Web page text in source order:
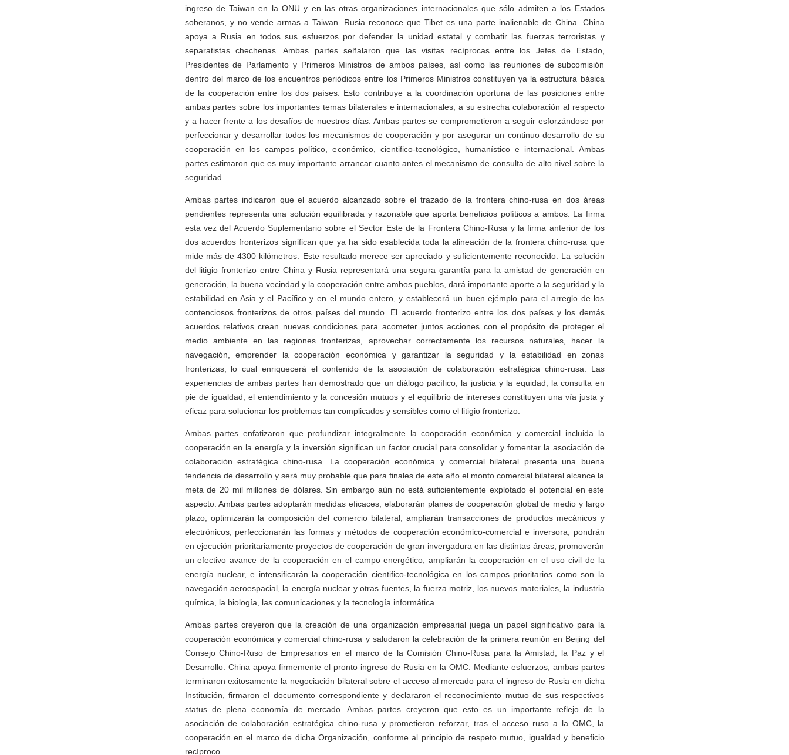
ingreso de Taiwan en la ONU y en las otras organizaciones internacionales que sólo admiten a los Estados
soberanos, y no vende armas a Taiwan. Rusia reconoce que Tibet es una parte inalienable de China. China
apoya a Rusia en todos sus esfuerzos por defender la unidad estatal y combatir las fuerzas terroristas y
separatistas chechenas. Ambas partes señalaron que las visitas recíprocas entre los Jefes de Estado,
Presidentes de Parlamento y Primeros Ministros de ambos países, así como las reuniones de subcomisión
dentro del marco de los encuentros periódicos entre los Primeros Ministros constituyen ya la estructura básica
de la cooperación entre los dos países. Esto contribuye a la coordinación oportuna de las posiciones entre
ambas partes sobre los importantes temas bilaterales e internacionales, a su estrecha colaboración al respecto
y a hacer frente a los desafíos de nuestros días. Ambas partes se comprometieron a seguir esforzándose por
perfeccionar y desarrollar todos los mecanismos de cooperación y por asegurar un continuo desarrollo de su
cooperación en los campos político, económico, cientifico-tecnológico, humanístico e internacional. Ambas
partes estimaron que es muy importante arrancar cuanto antes el mecanismo de consulta de alto nivel sobre la
seguridad.
Ambas partes indicaron que el acuerdo alcanzado sobre el trazado de la frontera chino-rusa en dos áreas
pendientes representa una solución equilibrada y razonable que aporta beneficios políticos a ambos. La firma
esta vez del Acuerdo Suplementario sobre el Sector Este de la Frontera Chino-Rusa y la firma anterior de los
dos acuerdos fronterizos significan que ya ha sido esablecida toda la alineación de la frontera chino-rusa que
mide más de 4300 kilómetros. Este resultado merece ser apreciado y suficientemente reconocido. La solución
del litigio fronterizo entre China y Rusia representará una segura garantía para la amistad de generación en
generación, la buena vecindad y la cooperación entre ambos pueblos, dará importante aporte a la seguridad y la
estabilidad en Asia y el Pacífico y en el mundo entero, y establecerá un buen ejémplo para el arreglo de los
contenciosos fronterizos de otros países del mundo. El acuerdo fronterizo entre los dos países y los demás
acuerdos relativos crean nuevas condiciones para acometer juntos acciones con el propósito de proteger el
medio ambiente en las regiones fronterizas, aprovechar correctamente los recursos naturales, hacer la
navegación, emprender la cooperación económica y garantizar la seguridad y la estabilidad en zonas
fronterizas, lo cual enriquecerá el contenido de la asociación de colaboración estratégica chino-rusa. Las
experiencias de ambas partes han demostrado que un diálogo pacífico, la justicia y la equidad, la consulta en
pie de igualdad, el entendimiento y la concesión mutuos y el equilibrio de intereses constituyen una vía justa y
eficaz para solucionar los problemas tan complicados y sensibles como el litigio fronterizo.
Ambas partes enfatizaron que profundizar integralmente la cooperación económica y comercial incluida la
cooperación en la energía y la inversión significan un factor crucial para consolidar y fomentar la asociación de
colaboración estratégica chino-rusa. La cooperación económica y comercial bilateral presenta una buena
tendencia de desarrollo y será muy probable que para finales de este año el monto comercial bilateral alcance la
meta de 20 mil millones de dólares. Sin embargo aún no está suficientemente explotado el potencial en este
aspecto. Ambas partes adoptarán medidas eficaces, elaborarán planes de cooperación global de medio y largo
plazo, optimizarán la composición del comercio bilateral, ampliarán transacciones de productos mecánicos y
electrónicos, perfeccionarán las formas y métodos de cooperación económico-comercial e inversora, pondrán
en ejecución prioritariamente proyectos de cooperación de gran invergadura en las distintas áreas, promoverán
un efectivo avance de la cooperación en el campo energético, ampliarán la cooperación en el uso civil de la
energía nuclear, e intensificarán la cooperación cientifico-tecnológica en los campos prioritarios como son la
navegación aeroespacial, la energía nuclear y otras fuentes, la fuerza motriz, los nuevos materiales, la industria
química, la biología, las comunicaciones y la tecnología informática.
Ambas partes creyeron que la creación de una organización empresarial juega un papel significativo para la
cooperación económica y comercial chino-rusa y saludaron la celebración de la primera reunión en Beijing del
Consejo Chino-Ruso de Empresarios en el marco de la Comisión Chino-Rusa para la Amistad, la Paz y el
Desarrollo. China apoya firmemente el pronto ingreso de Rusia en la OMC. Mediante esfuerzos, ambas partes
terminaron exitosamente la negociación bilateral sobre el acceso al mercado para el ingreso de Rusia en dicha
Institución, firmaron el documento correspondiente y declararon el reconocimiento mutuo de sus respectivos
status de plena economía de mercado. Ambas partes creyeron que esto es un importante reflejo de la
asociación de colaboración estratégica chino-rusa y prometieron reforzar, tras el acceso ruso a la OMC, la
cooperación en el marco de dicha Organización, conforme al principio de respeto mutuo, igualdad y beneficio
recíproco.